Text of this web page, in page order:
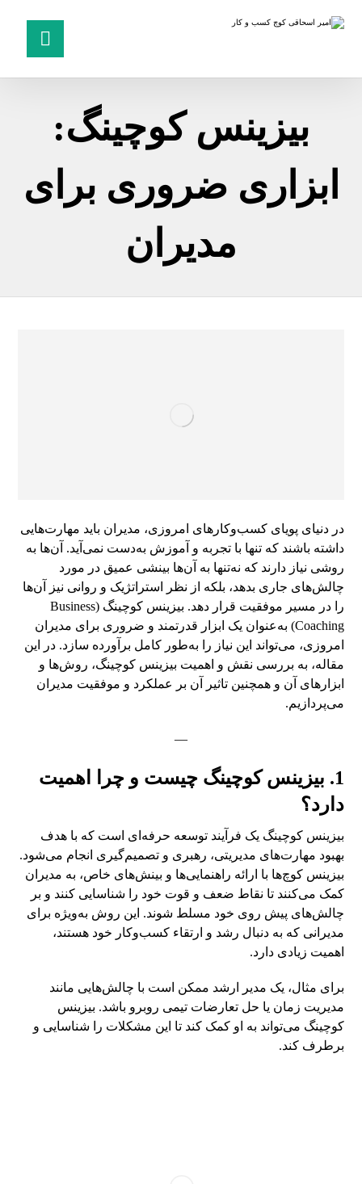
بیزینس کوچینگ:
ابزاری ضروری برای
مدیران
در دنیای پویای کسب‌وکارهای امروزی، مدیران باید مهارت‌هایی
داشته باشند که تنها با تجربه و آموزش به‌دست نمی‌آید. آن‌ها به
روشی نیاز دارند که نه‌تنها به آن‌ها بینشی عمیق در مورد
چالش‌های جاری بدهد، بلکه از نظر استراتژیک و روانی نیز آن‌ها
را در مسیر موفقیت قرار دهد. بیزینس کوچینگ (Business
Coaching) به‌عنوان یک ابزار قدرتمند و ضروری برای مدیران
امروزی، می‌تواند این نیاز را به‌طور کامل برآورده سازد. در این
مقاله، به بررسی نقش و اهمیت بیزینس کوچینگ، روش‌ها و
ابزارهای آن و همچنین تاثیر آن بر عملکرد و موفقیت مدیران
می‌پردازیم.
—
1. بیزینس کوچینگ چیست و چرا اهمیت
دارد؟
بیزینس کوچینگ یک فرآیند توسعه حرفه‌ای است که با هدف
بهبود مهارت‌های مدیریتی، رهبری و تصمیم‌گیری انجام می‌شود.
بیزینس کوچ‌ها با ارائه راهنمایی‌ها و بینش‌های خاص، به مدیران
کمک می‌کنند تا نقاط ضعف و قوت خود را شناسایی کنند و بر
چالش‌های پیش روی خود مسلط شوند. این روش به‌ویژه برای
مدیرانی که به دنبال رشد و ارتقاء کسب‌وکار خود هستند،
اهمیت زیادی دارد.
برای مثال، یک مدیر ارشد ممکن است با چالش‌هایی مانند
مدیریت زمان یا حل تعارضات تیمی روبرو باشد. بیزینس
کوچینگ می‌تواند به او کمک کند تا این مشکلات را شناسایی و
برطرف کند.